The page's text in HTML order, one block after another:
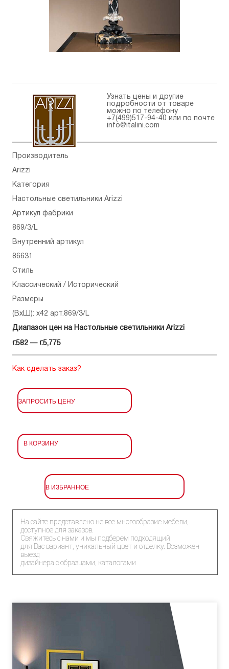
Узнать цены и другие
подробности от товаре
можно по телефону
+7(499)517-94-40 или по почте
info@italini.com
Производитель
Arizzi
Категория
Настольные светильники Arizzi
Артикул фабрики
869/3/L
Внутренний артикул
86631
Стиль
Классический / Исторический
Размеры
(ВхШ): x42 арт.869/3/L
Диапазон цен на Настольные светильники Arizzi
€582 — €5,775
Как сделать заказ?
ЗАПРОСИТЬ ЦЕНУ
В КОРЗИНУ
В ИЗБРАННОЕ
На сайте представлено не все многообразие мебели,
доступное для заказов.
Свяжитесь с нами и мы подберем подходящий
для Вас вариант, уникальный цвет и отделку. Возможен
выезд
дизайнера с образцами, каталогами